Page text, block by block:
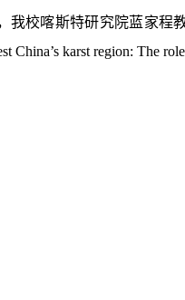
我校喀斯特研究院蓝家程
China’s karst region: The